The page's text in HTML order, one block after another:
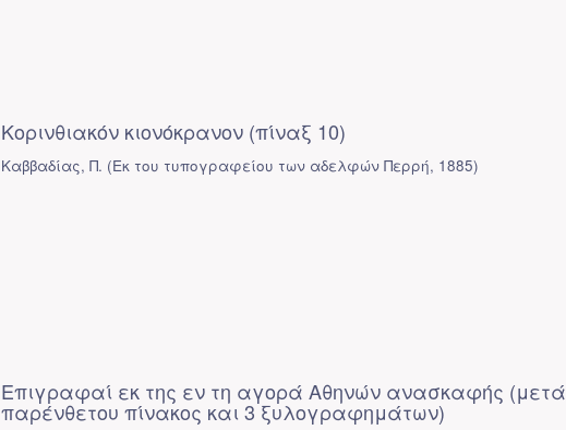
Κορινθιακόν κιονόκρανον (πίναξ 10)
Καββαδίας, Π. (Εκ του τυπογραφείου των αδελφών Περρή, 1885)
Επιγραφαί εκ της εν τη αγορά Αθηνών ανασκαφής (μετά
παρένθετου πίνακος και 3 ξυλογραφημάτων)